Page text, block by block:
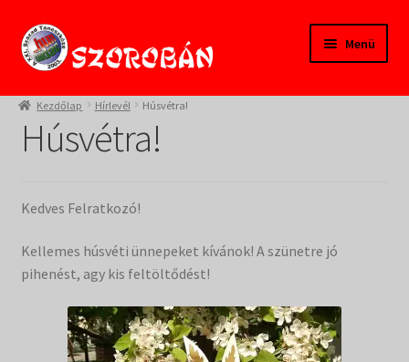
Ugrás
a
Kilépés
a
Menü
Kezdőlap
Tanfolyamok
Pedagógusoknak
Gyereksarok
Kezdőlap Hírlevél Húsvétra!
Húsvétra!
Kedves Felratkozó!
Kellemes húsvéti ünnepeket kívánok! A szünetre jó
pihenést, agy kis feltöltődést!